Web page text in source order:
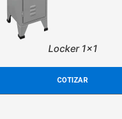
Locker 1x1
COTIZAR